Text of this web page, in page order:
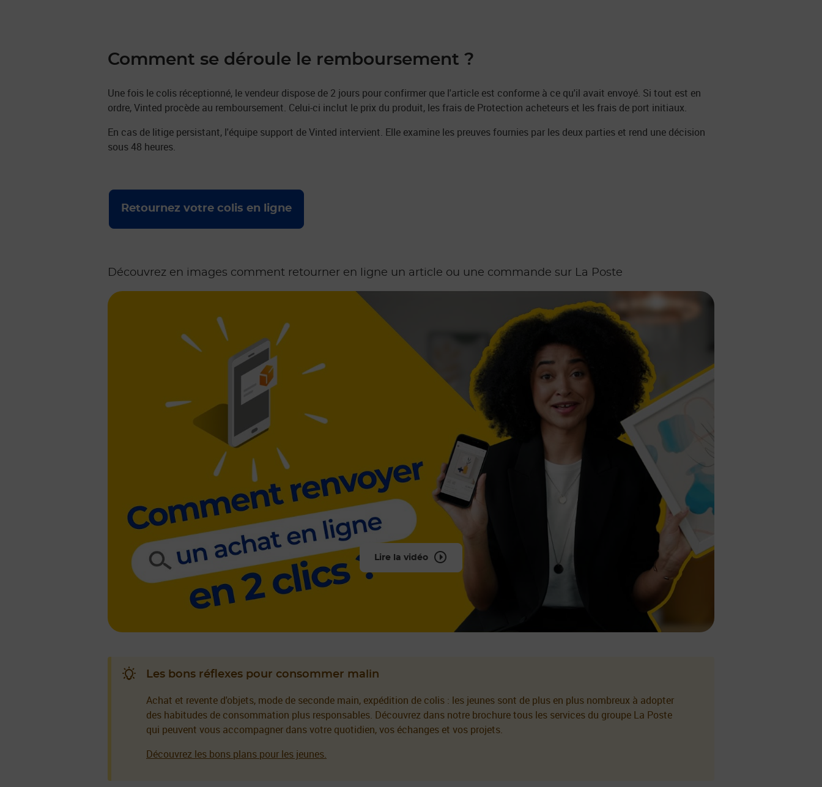
Comment se déroule le remboursement ?
Une fois le colis réceptionné, le vendeur dispose de 2 jours pour confirmer que l'article est conforme à ce qu'il avait envoyé. Si tout est en
ordre, Vinted procède au remboursement. Celui-ci inclut le prix du produit, les frais de Protection acheteurs et les frais de port initiaux.
En cas de litige persistant, l'équipe support de Vinted intervient. Elle examine les preuves fournies par les deux parties et rend une décision
sous 48 heures.
Retournez votre colis en ligne
Découvrez en images comment retourner en ligne un article ou une commande sur La Poste
Lire la vidéo
Les bons réflexes pour consommer malin
Achat et revente d'objets, mode de seconde main, expédition de colis : les jeunes sont de plus en plus nombreux à adopter
des habitudes de consommation plus responsables. Découvrez dans notre brochure tous les services du groupe La Poste
qui peuvent vous accompagner dans votre quotidien, vos échanges et vos projets.
Découvrez les bons plans pour les jeunes.